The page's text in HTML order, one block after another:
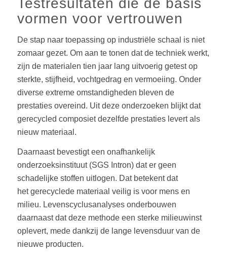
Testresultaten die de basis
vormen voor vertrouwen
De stap naar toepassing op industriële schaal is niet
zomaar gezet. Om aan te tonen dat de techniek werkt,
zijn de materialen tien jaar lang uitvoerig getest op
sterkte, stijfheid, vochtgedrag en vermoeiing. Onder
diverse extreme omstandigheden bleven de
prestaties overeind. Uit deze onderzoeken blijkt dat
gerecycled composiet dezelfde prestaties levert als
nieuw materiaal.
Daarnaast bevestigt een onafhankelijk
onderzoeksinstituut (SGS Intron) dat er geen
schadelijke stoffen uitlogen. Dat betekent dat
het gerecyclede materiaal veilig is voor mens en
milieu. Levenscyclusanalyses onderbouwen
daarnaast dat deze methode een sterke milieuwinst
oplevert, mede dankzij de lange levensduur van de
nieuwe producten.